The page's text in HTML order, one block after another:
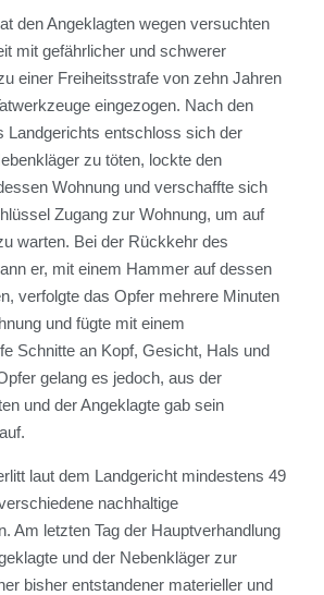
den Angeklagten wegen versuchten
mit gefährlicher und schwerer
einer Freiheitsstrafe von zehn Jahren
eingezogen. Nach den
Landgerichts entschloss sich der
zu töten, lockte den
Wohnung und verschaffte sich
Zugang zur Wohnung, um auf
warten. Bei der Rückkehr des
er, mit einem Hammer auf dessen
verfolgte das Opfer mehrere Minuten
und fügte mit einem
Schnitte an Kopf, Gesicht, Hals und
gelang es jedoch, aus der
und der Angeklagte gab sein
laut dem Landgericht mindestens 49
nachhaltige
Am letzten Tag der Hauptverhandlung
und der Nebenkläger zur
bisher entstandener materieller und